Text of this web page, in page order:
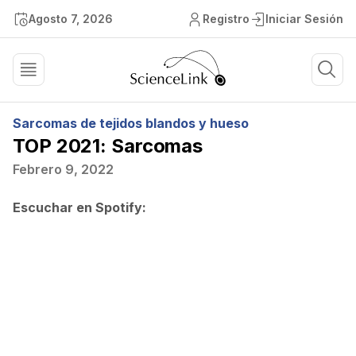
Agosto 7, 2026 Registro Iniciar Sesión
Sarcomas de tejidos blandos y hueso
TOP 2021: Sarcomas
Febrero 9, 2022
Escuchar en Spotify: